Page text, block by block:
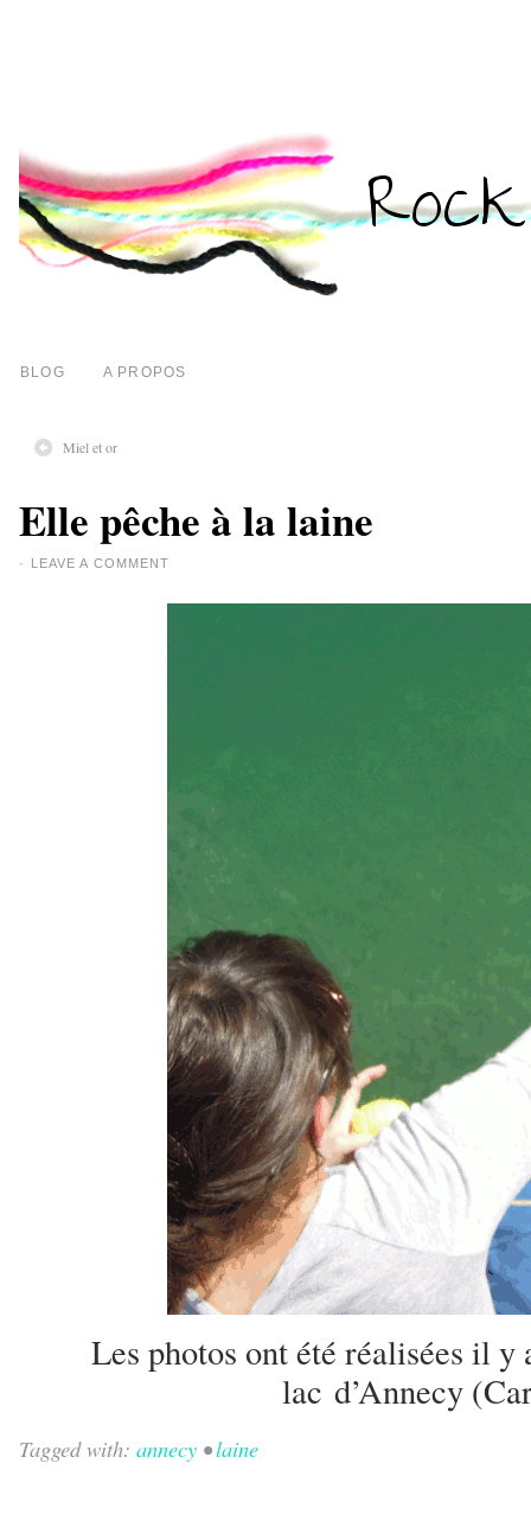
BLOG A PROPOS
Miel et or
Elle pêche à la laine
· LEAVE A COMMENT
Les photos ont été réalisées il y
lac d’Annecy
Tagged with: annecy •laine